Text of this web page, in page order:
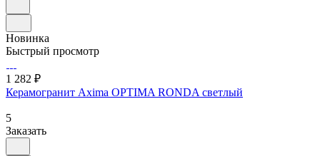
Новинка
Быстрый просмотр
1 282 ₽
Керамогранит Axima OPTIMA RONDA светлый
5
Заказать